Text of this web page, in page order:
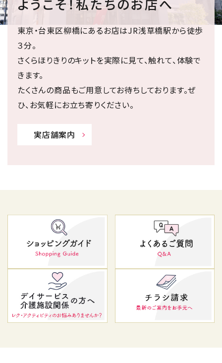
ようこそ！私たちのお店へ
東京・台東区柳橋にあるお店はJR浅草橋駅から徒歩
３分。
さくらほりきりのキットを実際に見て、触れて、体験で
きます。
たくさんの商品もご用意してお待ちしております。ぜ
ひ、お気軽にお立ち寄りください。
実店舗案内